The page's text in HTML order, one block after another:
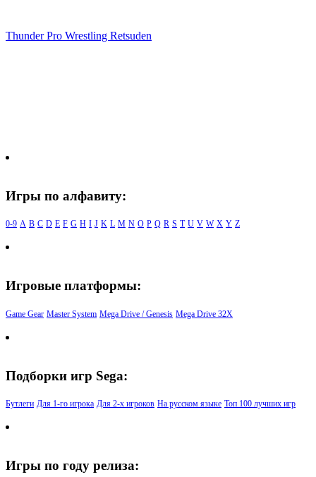
Thunder Pro Wrestling Retsuden
Игры по алфавиту:
0-9 A B C D E F G H I J K L M N O P Q R S T U V W X Y Z
Игровые платформы:
Game Gear Master System Mega Drive / Genesis Mega Drive 32X
Подборки игр Sega:
Бутлеги Для 1-го игрока Для 2-х игроков На русском языке Топ 100 лучших игр
Игры по году релиза: